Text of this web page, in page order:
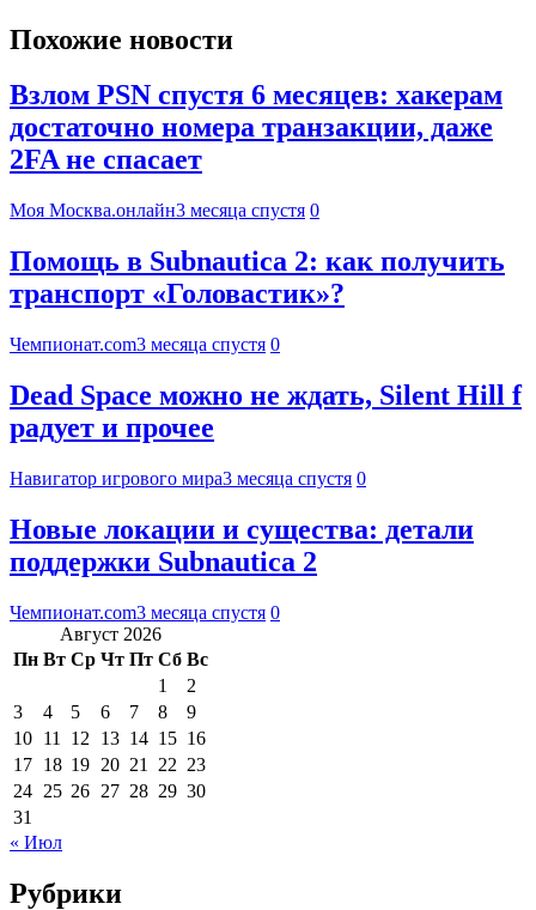
Похожие новости
Взлом PSN спустя 6 месяцев: хакерам
достаточно номера транзакции, даже
2FA не спасает
Моя Москва.онлайн3 месяца спустя 0
Помощь в Subnautica 2: как получить
транспорт «Головастик»?
Чемпионат.com3 месяца спустя 0
Dead Space можно не ждать, Silent Hill f
радует и прочее
Навигатор игрового мира3 месяца спустя 0
Новые локации и существа: детали
поддержки Subnautica 2
Чемпионат.com3 месяца спустя 0
Август 2026
Пн Вт Ср Чт Пт Сб Вс
1
2
3
4 5 6 7 8
9
10 11 12 13 14 15 16
17 18 19 20 21 22 23
24 25 26 27 28 29 30
31
« Июл
Рубрики